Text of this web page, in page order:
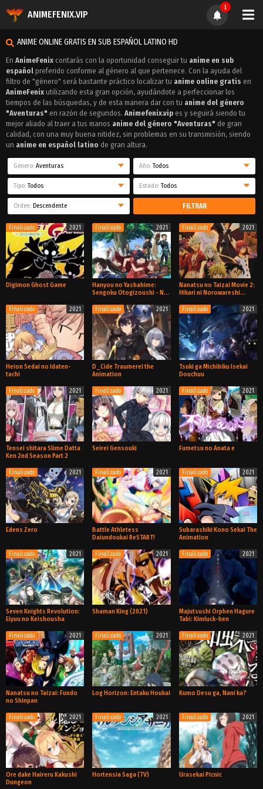
ANIMEFENIX.VIP
1
ANIME ONLINE GRATIS EN SUB ESPAÑOL LATINO HD
En AnimeFenix contarás con la oportunidad conseguir tu anime en sub
español preferido conforme al género al que pertenece. Con la ayuda del
filtro de "género" será bastante práctico localizar tu anime online gratis en
AnimeFenix utilizando esta gran opción, ayudándote a perfeccionar los
tiempos de las búsquedas, y de esta manera dar con tu anime del género
"Aventuras" en razón de segundos. Animefenix.vip es y seguirá siendo tu
mejor aliado al traer a tus manos anime del género "Aventuras" de gran
calidad, con una muy buena nitidez, sin problemas en su transmisión, siendo
un anime en español latino de gran altura.
Género: Aventuras Año: Todos
Tipo: Todos Estado: Todos
Orden: Descendente FILTRAR
Finalizado 2021
TV
Digimon Ghost Game
Finalizado 2021
TV
Hanyou no Yashahime:
Sengoku Otogizoushi - Ni
Finalizado 2021
Película
Nanatsu no Taizai Movie 2:
Hikari ni Norowareshi
Finalizado 2021
TV
Heion Sedai no Idaten-
tachi
Finalizado 2021
TV
D_Cide Traumerei the
Animation
Finalizado 2021
TV
Tsuki ga Michibiku Isekai
Douchuu
Finalizado 2021
TV
Tensei shitara Slime Datta
Ken 2nd Season Part 2
Finalizado 2021
TV
Seirei Gensouki
Finalizado 2021
TV
Fumetsu no Anata e
Finalizado 2021
TV
Edens Zero
Finalizado 2021
TV
Battle Athletess
Daiundoukai ReSTART!
Finalizado 2021
TV
Subarashiki Kono Sekai The
Animation
Finalizado 2021
TV
Seven Knights Revolution:
Eiyuu no Keishousha
Finalizado 2021
TV
Shaman King (2021)
Finalizado 2021
TV
Majutsushi Orphen Hagure
Tabi: Kimluck-hen
Finalizado 2021
TV
Nanatsu no Taizai: Fundo
no Shinpan
Finalizado 2021
TV
Log Horizon: Entaku Houkai
Finalizado 2021
TV
Kumo Desu ga, Nani ka?
Finalizado 2021
Ore dake Haireru Kakushi
Dungeon
Finalizado 2021
Hortensia Saga (TV)
Finalizado 2021
Urasekai Picnic